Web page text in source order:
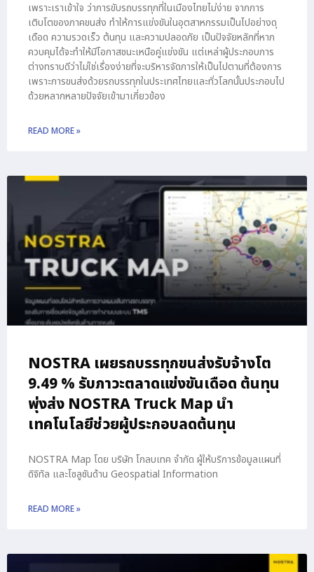
เพราะเราเข้าใจ ว่าการขับรถบรรทุกที่ในเมืองไทยไม่ง่าย จากการ
เติบโตของภาคขนส่ง ทำให้การแข่งขันในอุตสาหกรรมเป็นไปอย่างดุ
เดือด ความรวดเร็ว ต้นทุน และความปลอดภัย เป็นปัจจัยหลักที่หาก
ควบคุมได้จะทำให้มีโอกาสชนะเหนือคู่แข่งขัน แต่เหล่าผู้ประกอบการ
ต่างทราบดีว่าไม่ใช่เรื่องง่ายที่จะบริหารจัดการให้เป็นไปตามที่ต้องการ
เพราะการขนส่งด้วยรถบรรทุกในประเทศไทยและทั่วโลกนั้นประกอบไป
ด้วยหลากหลายปัจจัยเข้ามาเกี่ยวข้อง
READ MORE »
NOSTRA เผยรถบรรทุกขนส่งรับจ้างโต
9.49 % รับภาวะตลาดแข่งขันเดือด ต้นทุน
พุ่งส่ง NOSTRA Truck Map นำ
เทคโนโลยีช่วยผู้ประกอบลดต้นทุน
NOSTRA Map โดย บริษัท โกลบเทค จำกัด ผู้ให้บริการข้อมูลแผนที่
ดิจิทัล และโซลูชันด้าน Geospatial Information
READ MORE »